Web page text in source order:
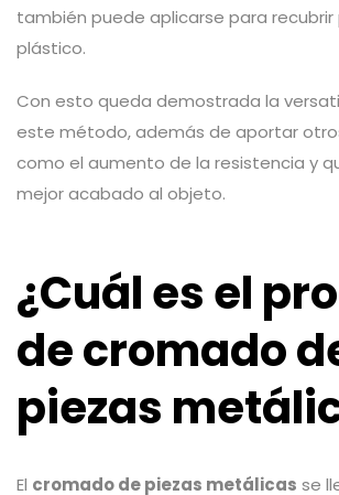
también puede aplicarse para recubrir
plástico.
Con esto queda demostrada la
este método, además de aportar
como el aumento de la resistencia y
mejor acabado al objeto.
¿Cuál es el
de cromado
piezas
El cromado de piezas metálicas se